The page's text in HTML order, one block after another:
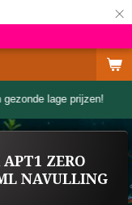
×
lage prijzen!
APT1 ZERO
NAVULLING